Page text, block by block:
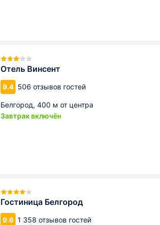
Отель Винсент
9.4 506 отзывов гостей
Белгород, 400 м от центра
Завтрак включён
Гостиница Белгород
9.6 1 358 отзывов гостей